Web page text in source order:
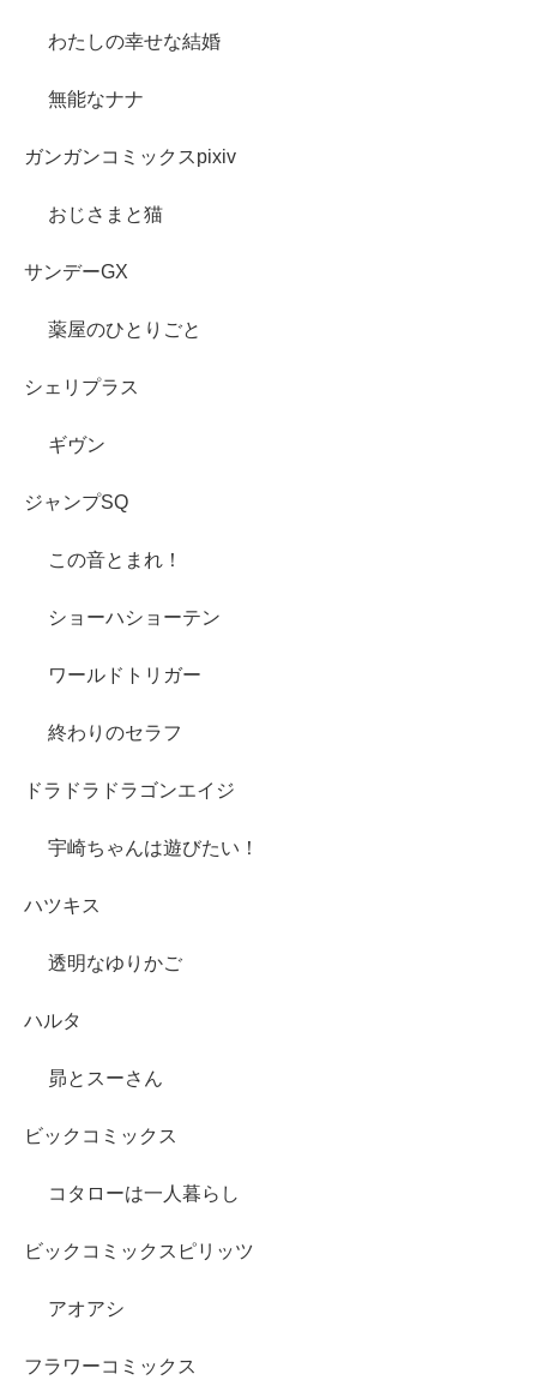
わたしの幸せな結婚
無能なナナ
ガンガンコミックスpixiv
おじさまと猫
サンデーGX
薬屋のひとりごと
シェリプラス
ギヴン
ジャンプSQ
この音とまれ！
ショーハショーテン
ワールドトリガー
終わりのセラフ
ドラドラドラゴンエイジ
宇崎ちゃんは遊びたい！
ハツキス
透明なゆりかご
ハルタ
昴とスーさん
ビックコミックス
コタローは一人暮らし
ビックコミックスピリッツ
アオアシ
フラワーコミックス